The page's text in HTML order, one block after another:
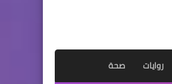
روايات صحة